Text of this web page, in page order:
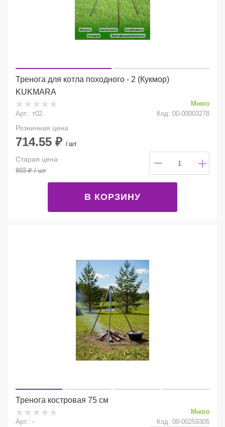
Тренога для котла походного - 2 (Кукмор)
KUKMARA
Много
Арт.: т02
Код: 00-00003278
Розничная цена
714.55 ₽ / шт
Старая цена
893₽/ шт
В КОРЗИНУ
Тренога костровая 75 см
Много
Арт.: -
Код: 00-00259305